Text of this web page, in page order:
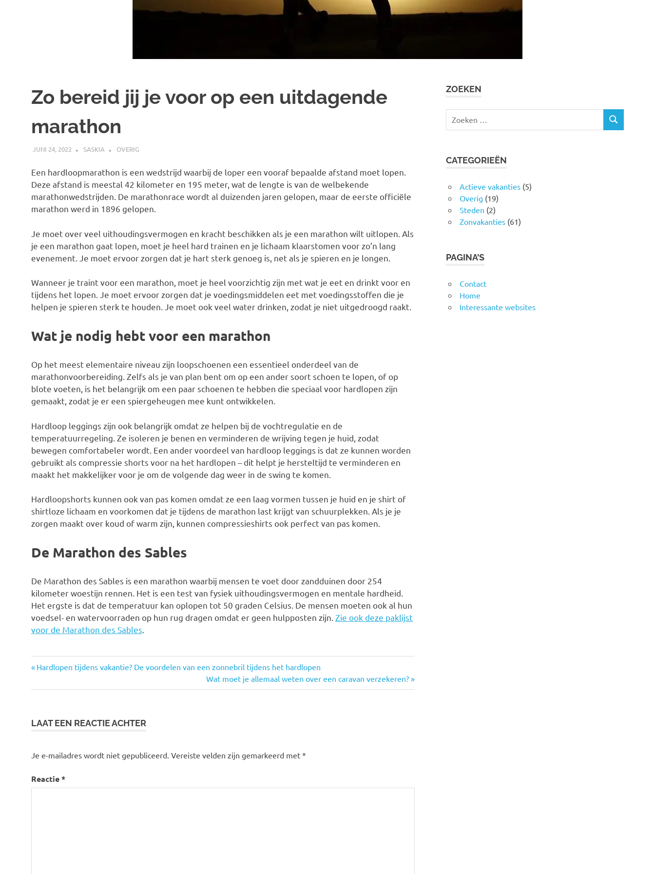
Zo bereid jij je voor op een uitdagende
marathon
JUNI 24, 2022 SASKIA OVERIG
Een hardloopmarathon is een wedstrijd waarbij de loper een vooraf bepaalde afstand moet lopen.
Deze afstand is meestal 42 kilometer en 195 meter, wat de lengte is van de welbekende
marathonwedstrijden. De marathonrace wordt al duizenden jaren gelopen, maar de eerste officiële
marathon werd in 1896 gelopen.
Je moet over veel uithoudingsvermogen en kracht beschikken als je een marathon wilt uitlopen. Als
je een marathon gaat lopen, moet je heel hard trainen en je lichaam klaarstomen voor zo’n lang
evenement. Je moet ervoor zorgen dat je hart sterk genoeg is, net als je spieren en je longen.
Wanneer je traint voor een marathon, moet je heel voorzichtig zijn met wat je eet en drinkt voor en
tijdens het lopen. Je moet ervoor zorgen dat je voedingsmiddelen eet met voedingsstoffen die je
helpen je spieren sterk te houden. Je moet ook veel water drinken, zodat je niet uitgedroogd raakt.
Wat je nodig hebt voor een marathon
Op het meest elementaire niveau zijn loopschoenen een essentieel onderdeel van de
marathonvoorbereiding. Zelfs als je van plan bent om op een ander soort schoen te lopen, of op
blote voeten, is het belangrijk om een paar schoenen te hebben die speciaal voor hardlopen zijn
gemaakt, zodat je er een spiergeheugen mee kunt ontwikkelen.
Hardloop leggings zijn ook belangrijk omdat ze helpen bij de vochtregulatie en de
temperatuurregeling. Ze isoleren je benen en verminderen de wrijving tegen je huid, zodat
bewegen comfortabeler wordt. Een ander voordeel van hardloop leggings is dat ze kunnen worden
gebruikt als compressie shorts voor na het hardlopen – dit helpt je hersteltijd te verminderen en
maakt het makkelijker voor je om de volgende dag weer in de swing te komen.
Hardloopshorts kunnen ook van pas komen omdat ze een laag vormen tussen je huid en je shirt of
shirtloze lichaam en voorkomen dat je tijdens de marathon last krijgt van schuurplekken. Als je je
zorgen maakt over koud of warm zijn, kunnen compressieshirts ook perfect van pas komen.
De Marathon des Sables
De Marathon des Sables is een marathon waarbij mensen te voet door zandduinen door 254
kilometer woestijn rennen. Het is een test van fysiek uithoudingsvermogen en mentale hardheid.
Het ergste is dat de temperatuur kan oplopen tot 50 graden Celsius. De mensen moeten ook al hun
voedsel- en watervoorraden op hun rug dragen omdat er geen hulpposten zijn. Zie ook deze paklijst
voor de Marathon des Sables
Bericht
navigatie
Vorige
Hardlopen tijdens vakantie? De voordelen van een zonnebril tijdens het hardlopen
Volgende
bericht:
Wat moet je allemaal weten over een caravan verzekeren?
LAAT EEN REACTIE ACHTER
Je e-mailadres wordt niet gepubliceerd. Vereiste velden zijn gemarkeerd met *
Reactie*
ZOEKEN
Zoeken
ZOEKEN
CATEGORIEËN
Actieve vakanties (5)
Overig (19)
Steden (2)
Zonvakanties (61)
PAGINA’S
Contact
Home
Interessante websites